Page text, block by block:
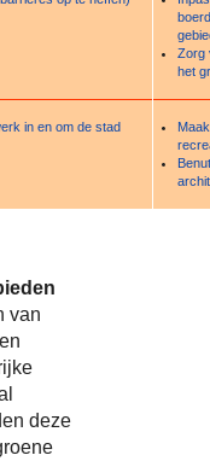
Zorg
het
in en om de stad
van
deze